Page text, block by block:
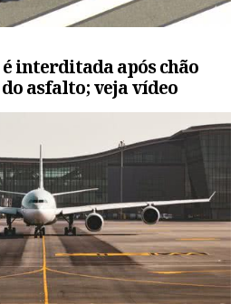
interditada após chão
asfalto; veja vídeo